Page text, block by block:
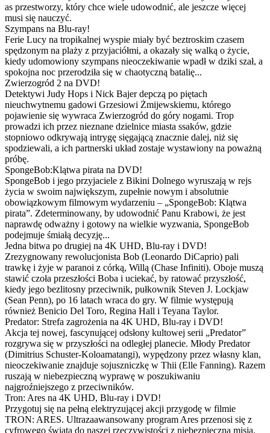
as przestworzy, który chce wiele udowodnić, ale jeszcze więcej
musi się nauczyć.
Szympans na Blu-ray!
Ferie Lucy na tropikalnej wyspie miały być beztroskim czasem
spędzonym na plaży z przyjaciółmi, a okazały się walką o życie,
kiedy udomowiony szympans nieoczekiwanie wpadł w dziki szał, a
spokojna noc przerodziła się w chaotyczną batalię...
Zwierzogród 2 na DVD!
Detektywi Judy Hops i Nick Bajer depczą po piętach
nieuchwytnemu gadowi Grzesiowi Żmijewskiemu, którego
pojawienie się wywraca Zwierzogród do góry nogami. Trop
prowadzi ich przez nieznane dzielnice miasta ssaków, gdzie
stopniowo odkrywają intrygę sięgającą znacznie dalej, niż się
spodziewali, a ich partnerski układ zostaje wystawiony na poważną
próbę.
SpongeBob:Klątwa pirata na DVD!
SpongeBob i jego przyjaciele z Bikini Dolnego wyruszają w rejs
życia w swoim największym, zupełnie nowym i absolutnie
obowiązkowym filmowym wydarzeniu – „SpongeBob: Klątwa
pirata”. Zdeterminowany, by udowodnić Panu Krabowi, że jest
naprawdę odważny i gotowy na wielkie wyzwania, SpongeBob
podejmuje śmiałą decyzję...
Jedna bitwa po drugiej na 4K UHD, Blu-ray i DVD!
Zrezygnowany rewolucjonista Bob (Leonardo DiCaprio) pali
trawkę i żyje w paranoi z córką, Willą (Chase Infiniti). Oboje muszą
stawić czoła przeszłości Boba i uciekać, by ratować przyszłość,
kiedy jego bezlitosny przeciwnik, pułkownik Steven J. Lockjaw
(Sean Penn), po 16 latach wraca do gry. W filmie występują
również Benicio Del Toro, Regina Hall i Teyana Taylor.
Predator: Strefa zagrożenia na 4K UHD, Blu-ray i DVD!
Akcja tej nowej, fascynującej odsłony kultowej serii „Predator”
rozgrywa się w przyszłości na odległej planecie. Młody Predator
(Dimitrius Schuster-Koloamatangi), wypędzony przez własny klan,
nieoczekiwanie znajduje sojuszniczkę w Thii (Elle Fanning). Razem
ruszają w niebezpieczną wyprawę w poszukiwaniu
najgroźniejszego z przeciwników.
Tron: Ares na 4K UHD, Blu-ray i DVD!
Przygotuj się na pełną elektryzującej akcji przygodę w filmie
TRON: ARES. Ultrazaawansowany program Ares przenosi się z
cyfrowego świata do naszej rzeczywistości z niebezpieczną misją.